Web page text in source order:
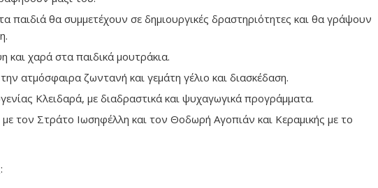
παιδιά θα συμμετέχουν σε δημιουργικές δραστηριότητες και θα γράψουν
και χαρά στα παιδικά μουτράκια.
ατμόσφαιρα ζωντανή και γεμάτη γέλιο και διασκέδαση.
Κλειδαρά, με διαδραστικά και ψυχαγωγικά προγράμματα.
τον Στράτο Ιωσηφέλλη και τον Θοδωρή Αγοπιάν και Κεραμικής με το